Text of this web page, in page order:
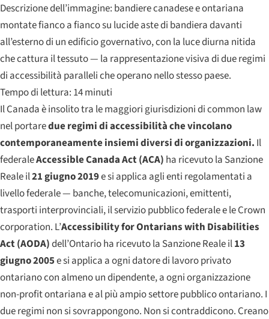
Descrizione dell’immagine: bandiere canadese e ontariana
montate fianco a fianco su lucide aste di bandiera davanti
all’esterno di un edificio governativo, con la luce diurna nitida
che cattura il tessuto — la rappresentazione visiva di due regimi
di accessibilità paralleli che operano nello stesso paese.
Tempo di lettura: 14 minuti
Il Canada è insolito tra le maggiori giurisdizioni di common law
nel portaredue regimi di accessibilità che vincolano
contemporaneamente insiemi diversi di organizzazioni. Il
federaleAccessible Canada Act (ACA) ha ricevuto la Sanzione
Reale il21 giugno 2019e si applica agli enti regolamentati a
livello federale — banche, telecomunicazioni, emittenti,
trasporti interprovinciali, il servizio pubblico federale e le Crown
corporation. L’Accessibility for Ontarians with Disabilities
Act (AODA)dell’Ontario ha ricevuto la Sanzione Reale il13
giugno 2005e si applica a ogni datore di lavoro privato
ontariano con almeno un dipendente, a ogni organizzazione
non-profit ontariana e al più ampio settore pubblico ontariano. I
due regimi non si sovrappongono. Non si contraddicono. Creano